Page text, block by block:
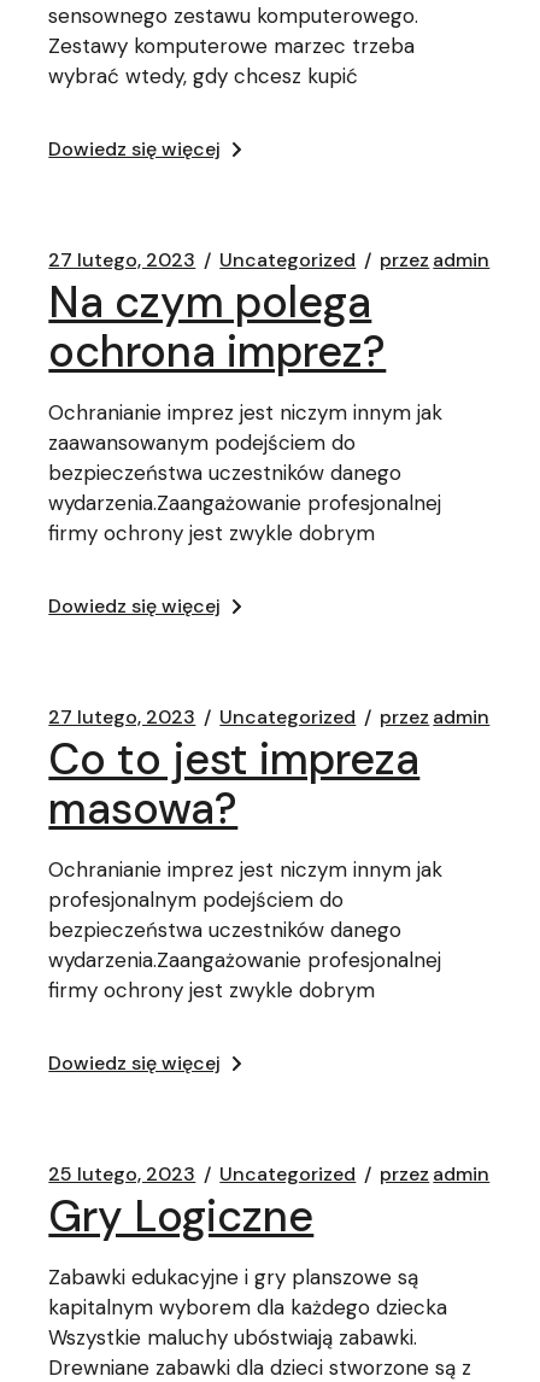
sensownego zestawu komputerowego.
Zestawy komputerowe marzec trzeba
wybrać wtedy, gdy chcesz kupić
Dowiedz się więcej
27 lutego, 2023 Uncategorized przez admin
Na czym polega
ochrona imprez?
Ochranianie imprez jest niczym innym jak
zaawansowanym podejściem do
bezpieczeństwa uczestników danego
wydarzenia.Zaangażowanie profesjonalnej
firmy ochrony jest zwykle dobrym
Dowiedz się więcej
27 lutego, 2023 Uncategorized przez admin
Co to jest impreza
masowa?
Ochranianie imprez jest niczym innym jak
profesjonalnym podejściem do
bezpieczeństwa uczestników danego
wydarzenia.Zaangażowanie profesjonalnej
firmy ochrony jest zwykle dobrym
Dowiedz się więcej
25 lutego, 2023 Uncategorized przez admin
Gry Logiczne
Zabawki edukacyjne i gry planszowe są
kapitalnym wyborem dla każdego dziecka
Wszystkie maluchy ubóstwiają zabawki.
Drewniane zabawki dla dzieci stworzone są z